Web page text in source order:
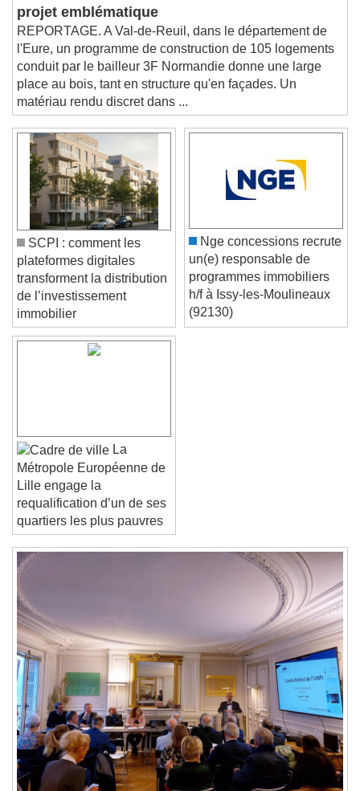
Picture-in-Picture
This is a modal window.
Beginning of dialog window. Escape will cancel
and close the window.
Text
Text Background
Color Opacity
Caption Area Background
Color
Font Size
Text Edge Style
Close Modal Dialog
End of dialog window.
bailleur social met le bois à l'honneur sur un
projet emblématique
REPORTAGE. A Val-de-Reuil, dans le département de
l'Eure, un programme de construction de 105 logements
conduit par le bailleur 3F Normandie donne une large
place au bois, tant en structure qu'en façades. Un
matériau rendu discret dans ...
SCPI : comment les
plateformes digitales
transforment la distribution
de l’investissement
immobilier
Nge concessions recrute
un(e) responsable de
programmes immobiliers
h/f à Issy-les-Moulineaux
(92130)
La
Métropole Européenne de
Lille engage la
requalification d’un de ses
quartiers les plus pauvres